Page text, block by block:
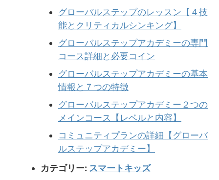
グローバルステップのレッスン【４技
能とクリティカルシンキング】
グローバルステップアカデミーの専門
コース詳細と必要コイン
グローバルステップアカデミーの基本
情報と７つの特徴
グローバルステップアカデミー２つの
メインコース【レベルと内容】
コミュニティプランの詳細【グローバ
ルステップアカデミー】
カテゴリー: スマートキッズ